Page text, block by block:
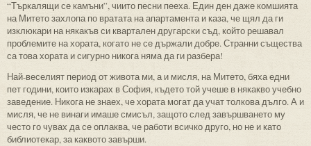
“Търкалящи се камъни”, чиито песни пееха. Един ден даже комшията
на Митето захлопа по вратата на апартамента и каза, че щял да ги
изклюкари на някакъв си квартален другарски съд, който решавал
проблемите на хората, когато не се държали добре. Странни същества
са това хората и сигурно никога няма да ги разбера!
Най-веселият период от живота ми, а и мисля, на Митето, бяха едни
пет години, които изкарах в София, където той учеше в някакво учебно
заведение. Никога не знаех, че хората могат да учат толкова дълго. А и
мисля, че не винаги имаше смисъл, защото след завършването му
често го чувах да се оплаква, че работи всичко друго, но не и като
библиотекар, за каквото завърши.